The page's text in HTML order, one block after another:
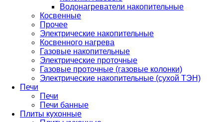
Водонагреватели накопительные
Косвенные
Прочее
Электрические накопительные
Косвенного нагрева
Газовые накопительные
Электрические проточные
Газовые проточные (газовые колонки)
Электрические накопительные (сухой ТЭН)
Печи
Печи
Печи банные
Плиты кухонные